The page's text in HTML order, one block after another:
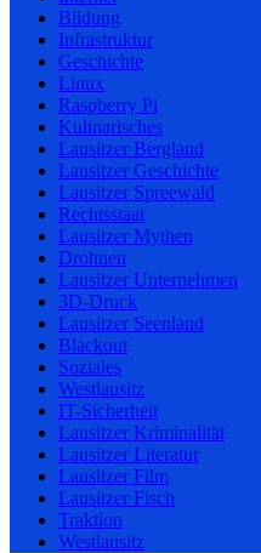
Bildung
Infrastruktur
Geschichte
Linux
Raspberry Pi
Kulinarisches
Lausitzer Bergland
Lausitzer Geschichte
Lausitzer Spreewald
Rechtsstaat
Lausitzer Mythen
Drohnen
Lausitzer Unternehmen
3D-Druck
Lausitzer Seenland
Blackout
Soziales
Westlausitz
IT-Sicherheit
Lausitzer Kriminalität
Lausitzer Literatur
Lausitzer Film
Lausitzer Fisch
Traktion
Westlausitz